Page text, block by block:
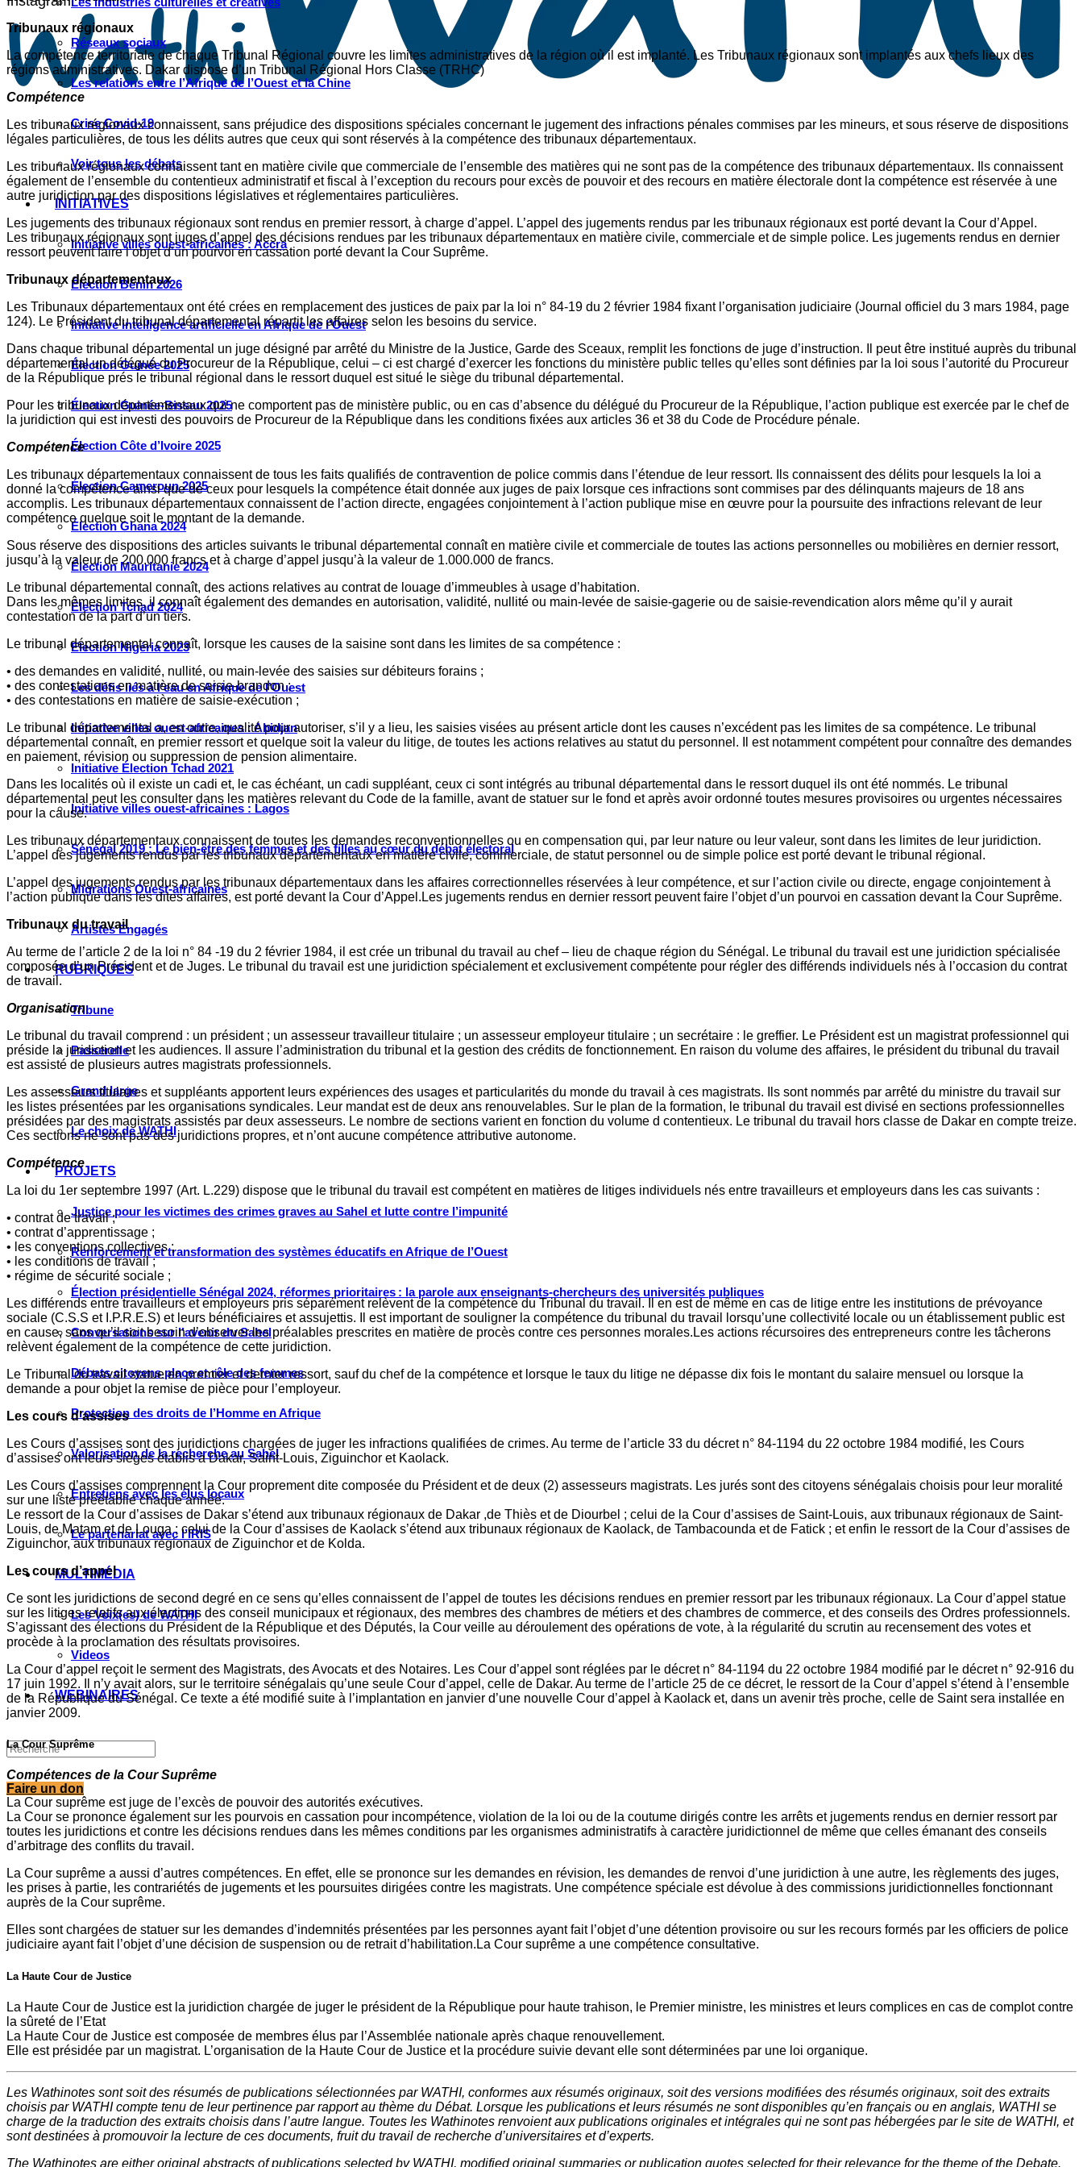
Réseaux sociaux
Les relations entre l’Afrique de l’Ouest et la Chine
Crise Covid-19
Voir tous les débats
INITIATIVES
Initiative villes ouest-africaines : Accra
Élection Bénin 2026
Initiative intelligence artificielle en Afrique de l’Ouest
Élection Guinée 2025
Élection Guinée-Bissau 2025
Élection Côte d’Ivoire 2025
Élection Cameroun 2025
Élection Ghana 2024
Élection Mauritanie 2024
Élection Tchad 2024
Election Nigéria 2023
Les défis liés à l’eau en Afrique de l’Ouest
Initiative villes ouest-africaines : Abidjan
Initiative Élection Tchad 2021
Initiative villes ouest-africaines : Lagos
Sénégal 2019 : Le bien-être des femmes et des filles au cœur du débat électoral
Migrations Ouest-africaines
Artistes Engagés
RUBRIQUES
Tribune
Passerelle
Grand large
Le choix de WATHI
PROJETS
Justice pour les victimes des crimes graves au Sahel et lutte contre l’impunité
Renforcement et transformation des systèmes éducatifs en Afrique de l’Ouest
Élection présidentielle Sénégal 2024, réformes prioritaires : la parole aux enseignants-chercheurs des universités publiques
Conversations sur l’avenir du Sahel
Débats citoyens place et rôle des femmes
Protection des droits de l’Homme en Afrique
Valorisation de la recherche au Sahel
Entretiens avec les élus locaux
Le partenariat avec l’IRIS
MULTIMÉDIA
Les Voix(es) de WATHI
Videos
WEBINAIRES
Faire un don
Tribunaux régionaux
La compétence territoriale de chaque Tribunal Régional couvre les limites administratives de la région où il est implanté. Les Tribunaux régionaux sont implantés aux chefs lieux des
régions administratives. Dakar dispose d’un Tribunal Régional Hors Classe (TRHC)
Compétence
Les tribunaux régionaux connaissent, sans préjudice des dispositions spéciales concernant le jugement des infractions pénales commises par les mineurs, et sous réserve de dispositions
légales particulières, de tous les délits autres que ceux qui sont réservés à la compétence des tribunaux départementaux.
Les tribunaux régionaux connaissent tant en matière civile que commerciale de l’ensemble des matières qui ne sont pas de la compétence des tribunaux départementaux. Ils connaissent
également de l’ensemble du contentieux administratif et fiscal à l’exception du recours pour excès de pouvoir et des recours en matière électorale dont la compétence est réservée à une
autre juridiction par des dispositions législatives et réglementaires particulières.
Les jugements des tribunaux régionaux sont rendus en premier ressort, à charge d’appel. L’appel des jugements rendus par les tribunaux régionaux est porté devant la Cour d’Appel.
Les tribunaux régionaux sont juges d’appel des décisions rendues par les tribunaux départementaux en matière civile, commerciale et de simple police. Les jugements rendus en dernier
ressort peuvent faire l’objet d’un pourvoi en cassation porté devant la Cour Suprême.
Tribunaux départementaux
Les Tribunaux départementaux ont été crées en remplacement des justices de paix par la loi n° 84-19 du 2 février 1984 fixant l’organisation judiciaire (Journal officiel du 3 mars 1984, page
124). Le Président du tribunal départemental répartit les affaires selon les besoins du service.
Dans chaque tribunal départemental un juge désigné par arrêté du Ministre de la Justice, Garde des Sceaux, remplit les fonctions de juge d’instruction. Il peut être institué auprès du tribunal
départemental un délégué du Procureur de la République, celui – ci est chargé d’exercer les fonctions du ministère public telles qu’elles sont définies par la loi sous l’autorité du Procureur
de la République prés le tribunal régional dans le ressort duquel est situé le siège du tribunal départemental.
Pour les tribunaux départementaux qui ne comportent pas de ministère public, ou en cas d’absence du délégué du Procureur de la République, l’action publique est exercée par le chef de
la juridiction qui est investi des pouvoirs de Procureur de la République dans les conditions fixées aux articles 36 et 38 du Code de Procédure pénale.
Compétence
Les tribunaux départementaux connaissent de tous les faits qualifiés de contravention de police commis dans l’étendue de leur ressort. Ils connaissent des délits pour lesquels la loi a
donné la compétence ainsi que de ceux pour lesquels la compétence était donnée aux juges de paix lorsque ces infractions sont commises par des délinquants majeurs de 18 ans
accomplis. Les tribunaux départementaux connaissent de l’action directe, engagées conjointement à l’action publique mise en œuvre pour la poursuite des infractions relevant de leur
compétence quelque soit le montant de la demande.
Sous réserve des dispositions des articles suivants le tribunal départemental connaît en matière civile et commerciale de toutes las actions personnelles ou mobilières en dernier ressort,
jusqu’à la valeur de 200.000 francs et à charge d’appel jusqu’à la valeur de 1.000.000 de francs.
Le tribunal départemental connaît, des actions relatives au contrat de louage d’immeubles à usage d’habitation.
Dans les mêmes limites, il connaît également des demandes en autorisation, validité, nullité ou main-levée de saisie-gagerie ou de saisie-revendication alors même qu’il y aurait
contestation de la part d’un tiers.
Le tribunal départemental connaît, lorsque les causes de la saisine sont dans les limites de sa compétence :
• des demandes en validité, nullité, ou main-levée des saisies sur débiteurs forains ;
• des contestations en matière de saisie-brandon ;
• des contestations en matière de saisie-exécution ;
Le tribunal départemental a, en outre, qualité pour autoriser, s’il y a lieu, les saisies visées au présent article dont les causes n’excédent pas les limites de sa compétence. Le tribunal
départemental connaît, en premier ressort et quelque soit la valeur du litige, de toutes les actions relatives au statut du personnel. Il est notamment compétent pour connaître des demandes
en paiement, révision ou suppression de pension alimentaire.
Dans les localités où il existe un cadi et, le cas échéant, un cadi suppléant, ceux ci sont intégrés au tribunal départemental dans le ressort duquel ils ont été nommés. Le tribunal
départemental peut les consulter dans les matières relevant du Code de la famille, avant de statuer sur le fond et après avoir ordonné toutes mesures provisoires ou urgentes nécessaires
pour la cause.
Les tribunaux départementaux connaissent de toutes les demandes reconventionnelles ou en compensation qui, par leur nature ou leur valeur, sont dans les limites de leur juridiction.
L’appel des jugements rendus par les tribunaux départementaux en matière civile, commerciale, de statut personnel ou de simple police est porté devant le tribunal régional.
L’appel des jugements rendus par les tribunaux départementaux dans les affaires correctionnelles réservées à leur compétence, et sur l’action civile ou directe, engage conjointement à
l’action publique dans les dites affaires, est porté devant la Cour d’Appel.Les jugements rendus en dernier ressort peuvent faire l’objet d’un pourvoi en cassation devant la Cour Suprême.
Tribunaux du travail
Au terme de l’article 2 de la loi n° 84 -19 du 2 février 1984, il est crée un tribunal du travail au chef – lieu de chaque région du Sénégal. Le tribunal du travail est une juridiction spécialisée
composée d’un Président et de Juges. Le tribunal du travail est une juridiction spécialement et exclusivement compétente pour régler des différends individuels nés à l’occasion du contrat
de travail.
Organisation
Le tribunal du travail comprend : un président ; un assesseur travailleur titulaire ; un assesseur employeur titulaire ; un secrétaire : le greffier. Le Président est un magistrat professionnel qui
préside la juridiction et les audiences. Il assure l’administration du tribunal et la gestion des crédits de fonctionnement. En raison du volume des affaires, le président du tribunal du travail
est assisté de plusieurs autres magistrats professionnels.
Les assesseurs titulaires et suppléants apportent leurs expériences des usages et particularités du monde du travail à ces magistrats. Ils sont nommés par arrêté du ministre du travail sur
les listes présentées par les organisations syndicales. Leur mandat est de deux ans renouvelables. Sur le plan de la formation, le tribunal du travail est divisé en sections professionnelles
présidées par des magistrats assistés par deux assesseurs. Le nombre de sections varient en fonction du volume d contentieux. Le tribunal du travail hors classe de Dakar en compte treize.
Ces sections ne sont pas des juridictions propres, et n’ont aucune compétence attributive autonome.
Compétence
La loi du 1er septembre 1997 (Art. L.229) dispose que le tribunal du travail est compétent en matières de litiges individuels nés entre travailleurs et employeurs dans les cas suivants :
• contrat de travail ;
• contrat d’apprentissage ;
• les conventions collectives ;
• les conditions de travail ;
• régime de sécurité sociale ;
Les différends entre travailleurs et employeurs pris séparément relèvent de la compétence du Tribunal du travail. Il en est de même en cas de litige entre les institutions de prévoyance
sociale (C.S.S et I.P.R.E.S) et leurs bénéficiaires et assujettis. Il est important de souligner la compétence du tribunal du travail lorsqu’une collectivité locale ou un établissement public est
en cause, sans qu’il soit besoin d’observer les préalables prescrites en matière de procès contre ces personnes morales.Les actions récursoires des entrepreneurs contre les tâcherons
relèvent également de la compétence de cette juridiction.
Le Tribunal du travail statue en premier et dernier ressort, sauf du chef de la compétence et lorsque le taux du litige ne dépasse dix fois le montant du salaire mensuel ou lorsque la
demande a pour objet la remise de pièce pour l’employeur.
Les cours d’assises
Les Cours d’assises sont des juridictions chargées de juger les infractions qualifiées de crimes. Au terme de l’article 33 du décret n° 84-1194 du 22 octobre 1984 modifié, les Cours
d’assises ont leurs sièges établis à Dakar, Saint-Louis, Ziguinchor et Kaolack.
Les Cours d’assises comprennent la Cour proprement dite composée du Président et de deux (2) assesseurs magistrats. Les jurés sont des citoyens sénégalais choisis pour leur moralité
sur une liste préétablie chaque année.
Le ressort de la Cour d’assises de Dakar s’étend aux tribunaux régionaux de Dakar ,de Thiès et de Diourbel ; celui de la Cour d’assises de Saint-Louis, aux tribunaux régionaux de Saint-
Louis, de Matam et de Louga ; celui de la Cour d’assises de Kaolack s’étend aux tribunaux régionaux de Kaolack, de Tambacounda et de Fatick ; et enfin le ressort de la Cour d’assises de
Ziguinchor, aux tribunaux régionaux de Ziguinchor et de Kolda.
Les cours d’appel
Ce sont les juridictions de second degré en ce sens qu’elles connaissent de l’appel de toutes les décisions rendues en premier ressort par les tribunaux régionaux. La Cour d’appel statue
sur les litiges relatifs aux élections des conseil municipaux et régionaux, des membres des chambres de métiers et des chambres de commerce, et des conseils des Ordres professionnels.
S’agissant des élections du Président de la République et des Députés, la Cour veille au déroulement des opérations de vote, à la régularité du scrutin au recensement des votes et
procède à la proclamation des résultats provisoires.
La Cour d’appel reçoit le serment des Magistrats, des Avocats et des Notaires. Les Cour d’appel sont réglées par le décret n° 84-1194 du 22 octobre 1984 modifié par le décret n° 92-916 du
17 juin 1992. Il n’y avait alors, sur le territoire sénégalais qu’une seule Cour d’appel, celle de Dakar. Au terme de l’article 25 de ce décret, le ressort de la Cour d’appel s’étend à l’ensemble
de la République du Sénégal. Ce texte a été modifié suite à l’implantation en janvier d’une nouvelle Cour d’appel à Kaolack et, dans un avenir très proche, celle de Saint sera installée en
janvier 2009.
La Cour Suprême
Compétences de la Cour Suprême
La Cour suprême est juge de l’excès de pouvoir des autorités exécutives.
La Cour se prononce également sur les pourvois en cassation pour incompétence, violation de la loi ou de la coutume dirigés contre les arrêts et jugements rendus en dernier ressort par
toutes les juridictions et contre les décisions rendues dans les mêmes conditions par les organismes administratifs à caractère juridictionnel de même que celles émanant des conseils
d’arbitrage des conflits du travail.
La Cour suprême a aussi d’autres compétences. En effet, elle se prononce sur les demandes en révision, les demandes de renvoi d’une juridiction à une autre, les règlements des juges,
les prises à partie, les contrariétés de jugements et les poursuites dirigées contre les magistrats. Une compétence spéciale est dévolue à des commissions juridictionnelles fonctionnant
auprès de la Cour suprême.
Elles sont chargées de statuer sur les demandes d’indemnités présentées par les personnes ayant fait l’objet d’une détention provisoire ou sur les recours formés par les officiers de police
judiciaire ayant fait l’objet d’une décision de suspension ou de retrait d’habilitation.La Cour suprême a une compétence consultative.
La Haute Cour de Justice
La Haute Cour de Justice est la juridiction chargée de juger le président de la République pour haute trahison, le Premier ministre, les ministres et leurs complices en cas de complot contre
la sûreté de l’Etat
La Haute Cour de Justice est composée de membres élus par l’Assemblée nationale après chaque renouvellement.
Elle est présidée par un magistrat. L’organisation de la Haute Cour de Justice et la procédure suivie devant elle sont déterminées par une loi organique.
Les Wathinotes sont soit des résumés de publications sélectionnées par WATHI, conformes aux résumés originaux, soit des versions modifiées des résumés originaux, soit des extraits
choisis par WATHI compte tenu de leur pertinence par rapport au thème du Débat. Lorsque les publications et leurs résumés ne sont disponibles qu’en français ou en anglais, WATHI se
charge de la traduction des extraits choisis dans l’autre langue. Toutes les Wathinotes renvoient aux publications originales et intégrales qui ne sont pas hébergées par le site de WATHI, et
sont destinées à promouvoir la lecture de ces documents, fruit du travail de recherche d’universitaires et d’experts.
The Wathinotes are either original abstracts of publications selected by WATHI, modified original summaries or publication quotes selected for their relevance for the theme of the Debate.